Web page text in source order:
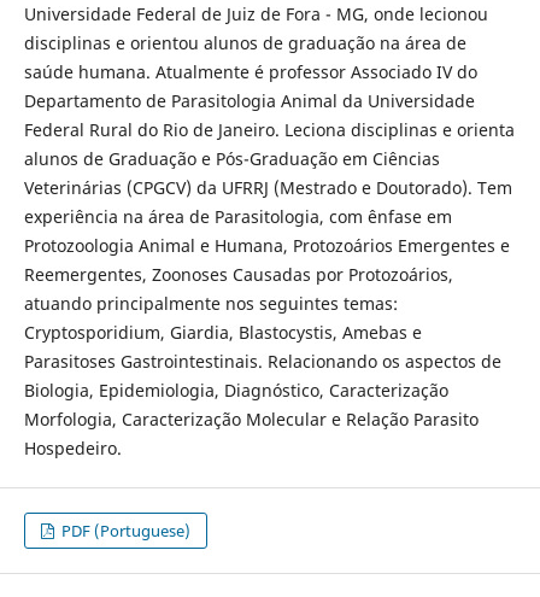
Universidade Federal de Juiz de Fora - MG, onde lecionou
disciplinas e orientou alunos de graduação na área de
saúde humana. Atualmente é professor Associado IV do
Departamento de Parasitologia Animal da Universidade
Federal Rural do Rio de Janeiro. Leciona disciplinas e orienta
alunos de Graduação e Pós-Graduação em Ciências
Veterinárias (CPGCV) da UFRRJ (Mestrado e Doutorado). Tem
experiência na área de Parasitologia, com ênfase em
Protozoologia Animal e Humana, Protozoários Emergentes e
Reemergentes, Zoonoses Causadas por Protozoários,
atuando principalmente nos seguintes temas:
Cryptosporidium, Giardia, Blastocystis, Amebas e
Parasitoses Gastrointestinais. Relacionando os aspectos de
Biologia, Epidemiologia, Diagnóstico, Caracterização
Morfologia, Caracterização Molecular e Relação Parasito
Hospedeiro.
PDF (Portuguese)